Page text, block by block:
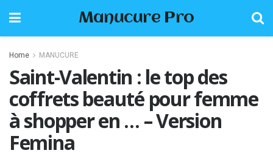
Manucure Pro
Home MANUCURE
Saint-Valentin : le top des
coffrets beauté pour femme
à shopper en … – Version
Femina